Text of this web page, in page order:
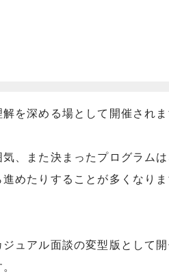
を深める場として開催されま
、また決まったプログラム
めたりすることが多くなりま
ュアル面談の変型版として